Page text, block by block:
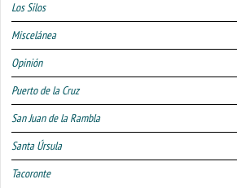
Los Silos
Miscelánea
Opinión
Puerto de la Cruz
San Juan de la Rambla
Santa Úrsula
Tacoronte